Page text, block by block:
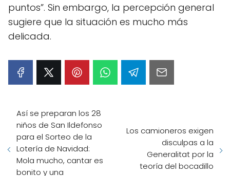
puntos”. Sin embargo, la percepción general
sugiere que la situación es mucho más
delicada.
Así se preparan los 28
niños de San Ildefonso
para el Sorteo de la
Lotería de Navidad:
Mola mucho, cantar es
bonito y una
Los camioneros exigen
disculpas a la
Generalitat por la
teoría del bocadillo